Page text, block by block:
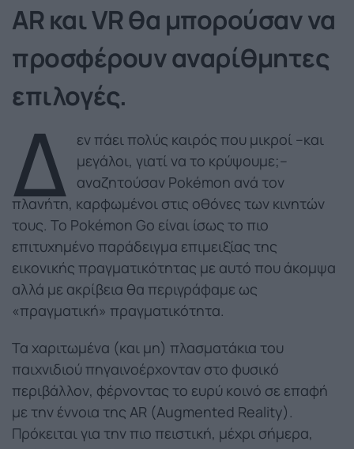
AR και VR θα μπορούσαν να
προσφέρουν αναρίθμητες
επιλογές.
Δ εν πάει πολύς καιρός που μικροί –και
μεγάλοι, γιατί να το κρύψουμε;–
αναζητούσαν Pokémon ανά τον
πλανήτη, καρφωμένοι στις οθόνες των κινητών
τους. Το Pokémon Go είναι ίσως το πιο
επιτυχημένο παράδειγμα επιμειξίας της
εικονικής πραγματικότητας με αυτό που άκομψα
αλλά με ακρίβεια θα περιγράφαμε ως
«πραγματική» πραγματικότητα.
Τα χαριτωμένα (και μη) πλασματάκια του
παιχνιδιού πηγαινοέρχονταν στο φυσικό
περιβάλλον, φέρνοντας το ευρύ κοινό σε επαφή
με την έννοια της AR (Augmented Reality).
Πρόκειται για την πιο πειστική, μέχρι σήμερα,